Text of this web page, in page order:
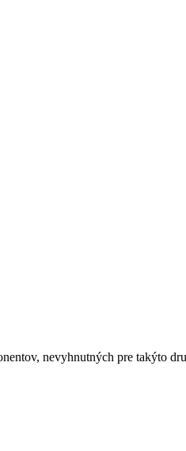
nevyhnutných pre takýto